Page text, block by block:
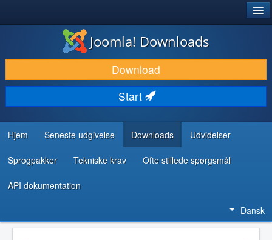
DOWNLOAD & UDVID
OPDAG & LÆR
FÆLLESSKABET & SUPPORT
UDVIKLERRESSOURCER
Joomla! Downloads
Download
Start
Hjem Seneste udgivelse Downloads Udvidelser
Sprogpakker Tekniske krav Ofte stillede spørgsmål
API dokumentation
Dansk